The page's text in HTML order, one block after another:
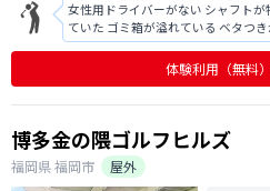
女性用ドライバーがない シャフト
ていた ゴミ箱が溢れている ベタつきがひどい 清潔面で不安しかなく すぐに
退店したかった以上 電話が長い 終了後の電話も来ない 対応にも疑問 よかっ
た点はないので 利用したいとは思
体験利用（無料
博多金の隈ゴルフヒルズ
福岡県福岡市
屋外